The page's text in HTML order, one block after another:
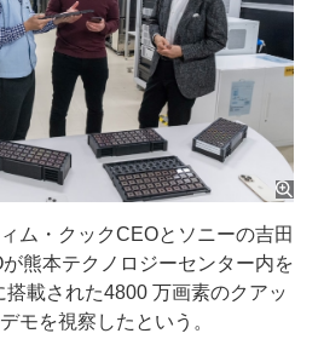
ム・クックCEOとソニーの吉田
熊本テクノロジーセンター内を
載された4800 万画素のクアッ
モを視察したという。